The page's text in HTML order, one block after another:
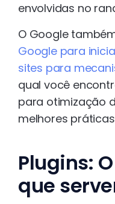
envolvidas no
O Google
Google para
sites para
qual você
para otimização
melhores
Plugins:
que